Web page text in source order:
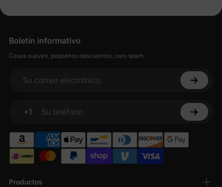
Productos
Boletín informativo
Cosas suaves, pequeños descuentos, cero spam.
Su correo electrónico
+1
Su teléfono